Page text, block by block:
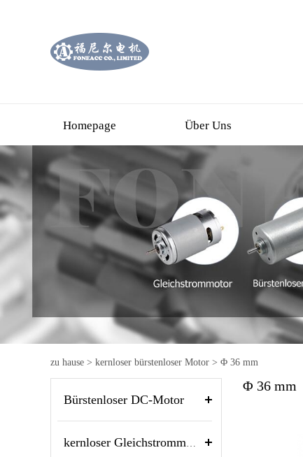
Homepage Über Uns
zu hause > kernloser bürstenloser Motor > Φ 36 mm
Bürstenloser DC-Motor
Φ 36 mm